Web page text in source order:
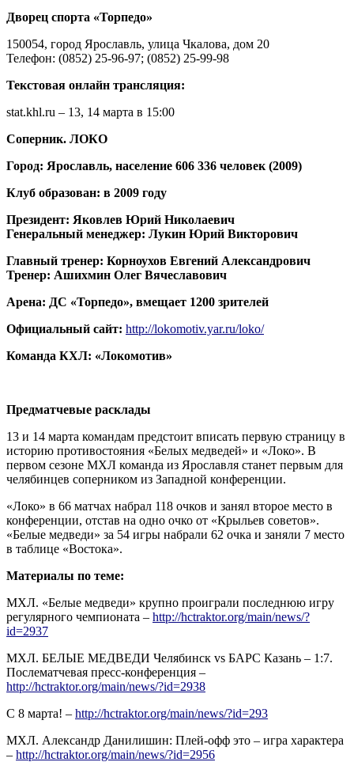
Дворец спорта «Торпедо»
150054, город Ярославль, улица Чкалова, дом 20
Телефон: (0852) 25-96-97; (0852) 25-99-98
Текстовая онлайн трансляция:
stat.khl.ru – 13, 14 марта в 15:00
Соперник. ЛОКО
Город: Ярославль, население 606 336 человек (2009)
Клуб образован: в 2009 году
Президент: Яковлев Юрий Николаевич
Генеральный менеджер: Лукин Юрий Викторович
Главный тренер: Корноухов Евгений Александрович
Тренер: Ашихмин Олег Вячеславович
Арена: ДС «Торпедо», вмещает 1200 зрителей
Официальный сайт: http://lokomotiv.yar.ru/loko/
Команда КХЛ: «Локомотив»
Предматчевые расклады
13 и 14 марта командам предстоит вписать первую страницу в
историю противостояния «Белых медведей» и «Локо». В
первом сезоне МХЛ команда из Ярославля станет первым для
челябинцев соперником из Западной конференции.
«Локо» в 66 матчах набрал 118 очков и занял второе место в
конференции, отстав на одно очко от «Крыльев советов».
«Белые медведи» за 54 игры набрали 62 очка и заняли 7 место
в таблице «Востока».
Материалы по теме:
МХЛ. «Белые медведи» крупно проиграли последнюю игру
регулярного чемпионата – http://hctraktor.org/main/news/?
id=2937
МХЛ. БЕЛЫЕ МЕДВЕДИ Челябинск vs БАРС Казань – 1:7.
Послематчевая пресс-конференция –
http://hctraktor.org/main/news/?id=2938
С 8 марта! – http://hctraktor.org/main/news/?id=293
МХЛ. Александр Данилишин: Плей-офф это – игра характера
– http://hctraktor.org/main/news/?id=2956